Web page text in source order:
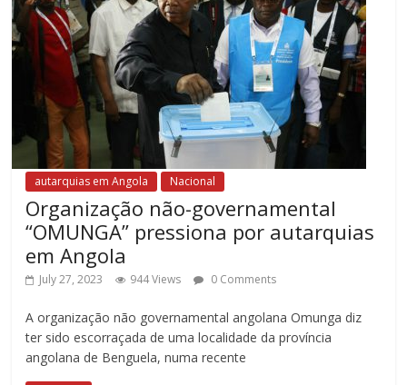
autarquias em Angola Nacional
Organização não-governamental
“OMUNGA” pressiona por autarquias
em Angola
July 27, 2023 944 Views 0 Comments
A organização não governamental angolana Omunga diz
ter sido escorraçada de uma localidade da província
angolana de Benguela, numa recente